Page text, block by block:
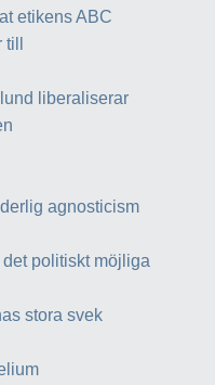
etikens ABC
liberaliserar
agnosticism
politiskt möjliga
stora svek